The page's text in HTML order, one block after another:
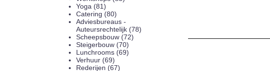
Yoga (81)
Catering (80)
Adviesbureaus -
Auteursrechtelijk (78)
Scheepsbouw (72)
Steigerbouw (70)
Lunchrooms (69)
Verhuur (69)
Rederijen (67)